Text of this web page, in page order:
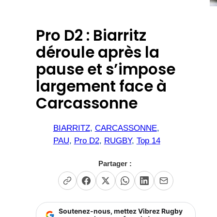
Pro D2 : Biarritz
déroule après la
pause et s’impose
largement face à
Carcassonne
BIARRITZ, CARCASSONNE
PAU, Pro D2, RUGBY, Top 14
Partager :
Soutenez-nous, mettez Vibrez Rugby